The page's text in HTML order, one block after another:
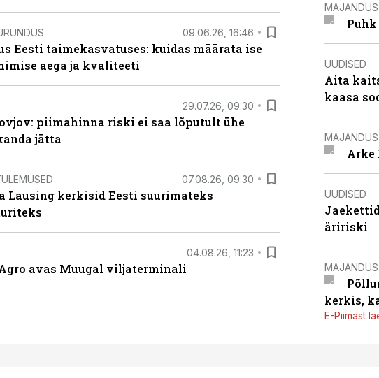
09.06.26, 16:46
Eesti taimekasvatuses: kuidas määrata ise
aega ja kvaliteeti
29.07.26, 09:30
piimahinna riski ei saa lõputult ühe
jätta
07.08.26, 09:30
Lausing kerkisid Eesti suurimateks
04.08.26, 11:23
avas Muugal viljaterminali
UUDISED
Aita
kaasa
Arke
UUDISED
äririski
kerkis,
E-Piimast